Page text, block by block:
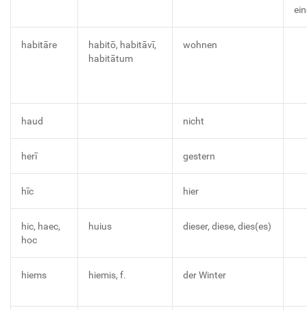
habitāre
habitō, habitāvī,
habitātum
wohnen
haud nicht
herī gestern
hīc hier
hic, haec,
hoc
huius dieser, diese, dies(es)
hiems hiemis, f. der Winter